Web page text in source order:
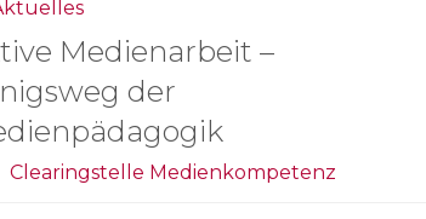
Medienarbeit –
der
Clearingstelle Medienkompetenz